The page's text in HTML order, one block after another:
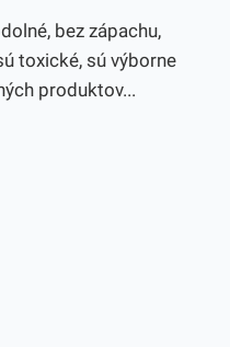
bez zápachu,
toxické, sú výborne
produktov...